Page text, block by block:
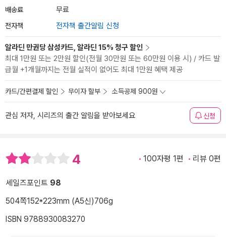
배송료 무료
전자책 전자책 출간알림 신청
알라딘 만권당 삼성카드, 알라딘 15% 청구 할인
최대 1만원 또는 2만원 할인(전월 30만원 또는 60만원 이용 시) / 카드 발
급월 +1개월까지는 전월 실적이 없어도 최대 1만원 혜택 제공
카드/간편결제 할인 무이자 할부 소득공제 900원
관심 저자, 시리즈의 출간 알림을 받아보세요 신청
4 100자평 1편 리뷰 0편
세일즈포인트 98
504쪽152*223mm (A5신)706g
ISBN 9788930083270